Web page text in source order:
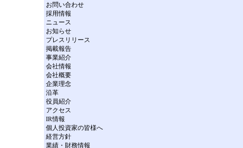
お問い合わせ
採用情報
ニュース
お知らせ
プレスリリース
掲載報告
事業紹介
会社情報
会社概要
企業理念
沿革
役員紹介
アクセス
IR情報
個人投資家の皆様へ
経営方針
業績・財務情報